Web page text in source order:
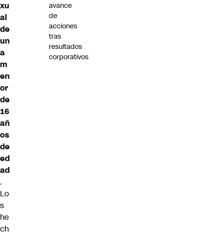
xu
al
de
un
a
m
en
or
de
16
añ
os
de
ed
ad
.
Lo
s
he
ch
avance
de
acciones
tras
resultados
corporativos